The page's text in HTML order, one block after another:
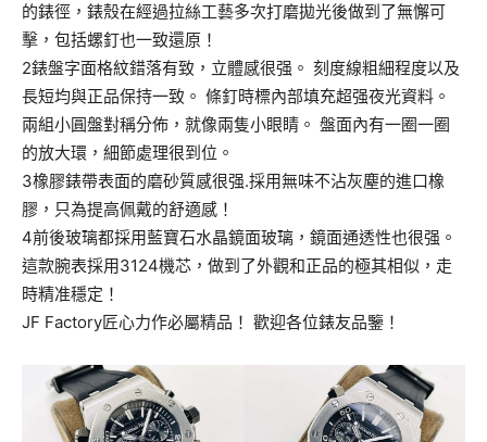
的錶徑，錶殼在經過拉絲工藝多次打磨拋光後做到了無懈可
擊，包括螺釘也一致還原！
2錶盤字面格紋錯落有致，立體感很强。 刻度線粗細程度以及
長短均與正品保持一致。 條釘時標內部填充超强夜光資料。
兩組小圓盤對稱分佈，就像兩隻小眼睛。 盤面內有一圈一圈
的放大環，細節處理很到位。
3橡膠錶帶表面的磨砂質感很强.採用無味不沾灰塵的進口橡
膠，只為提高佩戴的舒適感！
4前後玻璃都採用藍寶石水晶鏡面玻璃，鏡面通透性也很强。
這款腕表採用3124機芯，做到了外觀和正品的極其相似，走
時精准穩定！
JF Factory匠心力作必屬精品！ 歡迎各位錶友品鑒！